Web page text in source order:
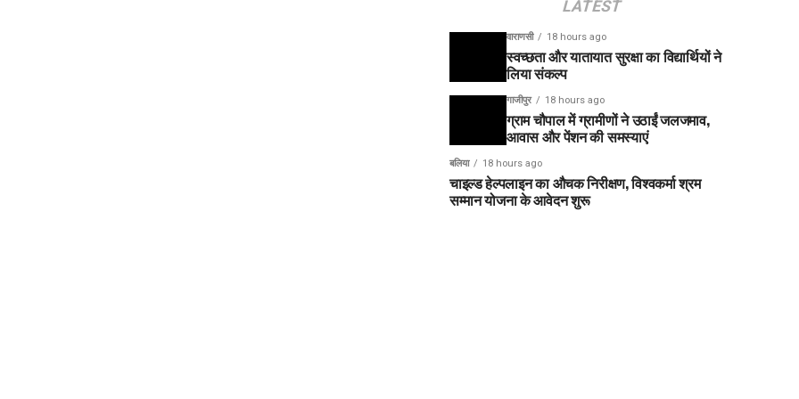
LATEST
वाराणसी 18 hours ago
स्वच्छता और यातायात सुरक्षा का विद्यार्थियों ने
लिया संकल्प
गाजीपुर 18 hours ago
ग्राम चौपाल में ग्रामीणों ने उठाईं जलजमाव,
आवास और पेंशन की समस्याएं
बलिया 18 hours ago
चाइल्ड हेल्पलाइन का औचक निरीक्षण, विश्वकर्मा श्रम
सम्मान योजना के आवेदन शुरू